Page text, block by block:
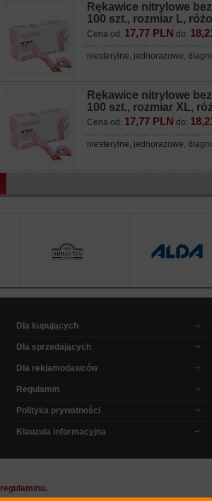
Rękawice nitrylowe
100 szt., rozmiar L,
Cena od: 17,77 PLN do:
niesterylne, jednorazowe,
Rękawice nitrylowe
100 szt., rozmiar XL,
Cena od: 17,77 PLN do:
niesterylne, jednorazowe,
Dla kupujących
Dla sprzedających
Dla reklamodawców
Regulamin
Polityka prywatności
Klauzula informacyjna
regulaminu.